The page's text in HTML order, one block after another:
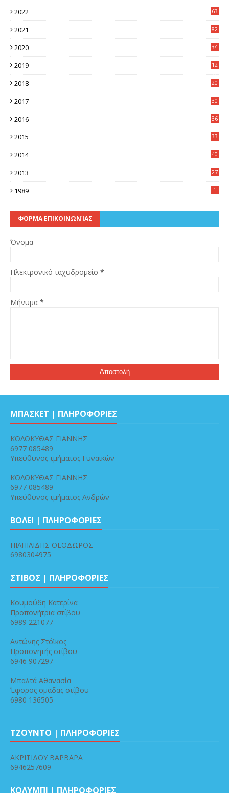
2022 63
2021 82
2020 34
2019
12
2018
20
2017
30
2016
36
2015
33
2014
40
2013
27
1989 1
ΦΌΡΜΑ ΕΠΙΚΟΙΝΩΝΊΑΣ
Όνομα
Ηλεκτρονικό ταχυδρομείο *
Μήνυμα *
ΜΠΑΣΚΕΤ | ΠΛΗΡΟΦΟΡΙΕΣ
ΚΟΛΟΚΥΘΑΣ ΓΙΑΝΝΗΣ
6977 085489
Υπεύθυνος τμήματος Γυναικών
ΚΟΛΟΚΥΘΑΣ ΓΙΑΝΝΗΣ
6977 085489
Υπεύθυνος τμήματος Ανδρών
ΒΟΛΕΙ | ΠΛΗΡΟΦΟΡΙΕΣ
ΠΙΛΠΙΛΙΔΗΣ ΘΕΟΔΩΡΟΣ
6980304975
ΣΤΙΒΟΣ | ΠΛΗΡΟΦΟΡΙΕΣ
Κουμούδη Κατερίνα
Προπονήτρια στίβου
6989 221077
Αντώνης Στόϊκος
Προπονητής στίβου
6946 907297
Μπαλτά Αθανασία
Έφορος ομάδας στίβου
6980 136505
ΤΖΟΥΝΤΟ | ΠΛΗΡΟΦΟΡΙΕΣ
ΑΚΡΙΤΙΔΟΥ ΒΑΡΒΑΡΑ
6946257609
ΚΟΛΥΜΠΙ | ΠΛΗΡΟΦΟΡΙΕΣ